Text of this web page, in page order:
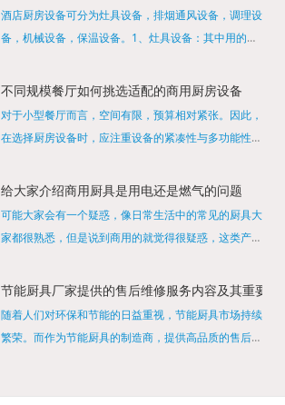
酒店厨房设备可分为灶具设备，排烟通风设备，调理设
备，机械设备，保温设备。1、灶具设备：其中用的较
缺少的，经过相关检测证明的合格设备才能进行使用，
不同规模餐厅如何挑选适配的商用厨房设备
对于小型餐厅而言，空间有限，预算相对紧张。因此，
在选择厨房设备时，应注重设备的紧凑性与多功能性。
烹饪设备，既能节省空间，又能满足多样化的烹饪需
给大家介绍商用厨具是用电还是燃气的问题
可能大家会有一个疑惑，像日常生活中的常见的厨具大
家都很熟悉，但是说到商用的就觉得很疑惑，这类产品
店用的就是商用的吗?还真别说，真被大家猜对了，这
节能厨具厂家提供的售后维修服务内容及其重要性
随着人们对环保和节能的日益重视，节能厨具市场持续
繁荣。而作为节能厨具的制造商，提供高品质的售后维